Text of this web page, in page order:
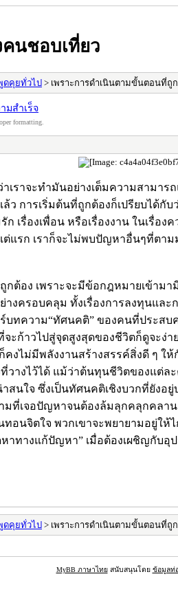
นชอบเที่ยว
ดคุยทั่วไป > เพราะการดำเนินตามขั้นตอนที่ถู
มสำเร็จ
formatting.
เราจะทำมันอย่างเต็มความสามา
การเริ่มต้นที่ถูกต้องก็เปรียบได้กั
ก เรื่องเพื่อน หรือเรื่องงาน ในเ
ต่แรก เราก็จะไม่พบปัญหาอื่นๆที่ต
ต้อง เพราะจะมีข้อกฎหมายเข้าม
างครอบคลุม ทั้งเรื่องการลงทุนแ
ร์บทความ“ทัศนคติ” ของคนที่ประ
ก้าวไปสู่จุดสูงสุดของชีวิตก็ดูจะง่
งไม่มีพลังงานสร้างสรรค์สิ่งดี ๆ
วางไว้ได้ แม้ว่าต้นทุนชีวิตของแ
น่าสนใจ ซึ่งเป็นทัศนคติเชิงบวกที่
ามที่เจอปัญหาจนต้องล้มลุกคลุกค
อนจิตใจ พวกเขาจะพยายามอยู่
าทางแก้ปัญหา” เมื่อต้องเผชิญกับ
ดคุยทั่วไป > เพราะการดำเนินตามขั้นตอนที่ถู
MyBB ภาษาไทยสนับสนุนโดย ข้อมูลท่